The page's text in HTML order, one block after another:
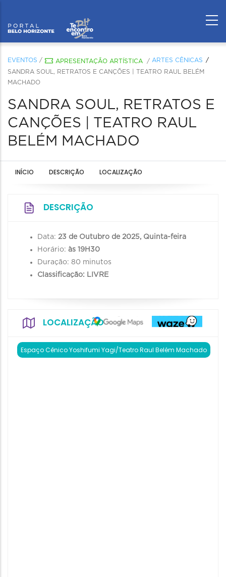
EVENTOS / APRESENTAÇÃO ARTÍSTICA / ARTES CÊNICAS
SANDRA SOUL, RETRATOS E CANÇÕES | TEATRO RAUL BELÉM
MACHADO
SANDRA SOUL, RETRATOS E
CANÇÕES | TEATRO RAUL
BELÉM MACHADO
INÍCIO DESCRIÇÃO LOCALIZAÇÃO
DESCRIÇÃO
Data: 23 de Outubro de 2025, Quinta-feira
Horário: às 19H30
Duração: 80 minutos
Classificação: LIVRE
LOCALIZAÇÃO
Espaço Cênico Yoshifumi Yagi/Teatro Raul Belém Machado